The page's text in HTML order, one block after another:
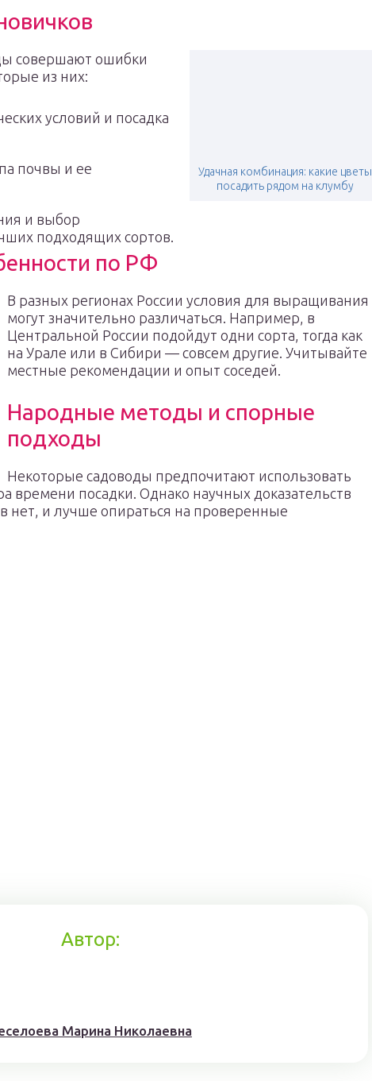
Удачная комбинация: какие цветы
посадить рядом на клумбу
совершают ошибки
из них:
условий и посадка
почвы и ее
и выбор
подходящих сортов.
по РФ
В разных регионах России условия для выращивания
могут значительно различаться. Например, в
Центральной России подойдут одни сорта, тогда как
на Урале или в Сибири — совсем другие. Учитывайте
местные рекомендации и опыт соседей.
Народные методы и спорные
подходы
Некоторые садоводы предпочитают использовать
времени посадки. Однако научных доказательств
нет, и лучше опираться на проверенные
Автор:
Марина Николаевна